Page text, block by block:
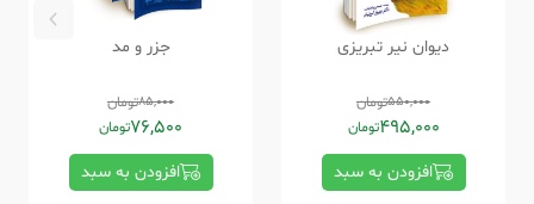
دیوان نیر تبریزی
550,000تومان
495,000تومان
افزودن به سبد
جزر و مد
85,000تومان
76,500تومان
افزودن به سبد